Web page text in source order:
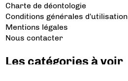
Charte de déontologie
Conditions générales d'utilisation
Mentions légales
Nous contacter
Les catégories à voir